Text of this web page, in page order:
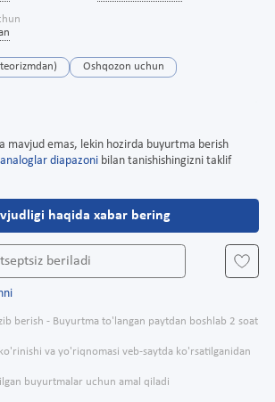
Oshqozon uchun
mavjud emas, lekin hozirda buyurtma berish
analoglar diapazoni bilan tanishishingizni taklif
haqida xabar bering
beriladi
berish - Buyurtma to'langan paytdan boshlab 2 soat
va yo'riqnomasi veb-saytda ko'rsatilganidan
buyurtmalar uchun amal qiladi